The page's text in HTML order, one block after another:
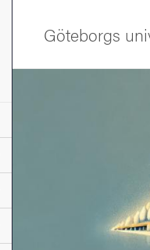
för Studera
för Forskning
för
Göteborgs
Bild